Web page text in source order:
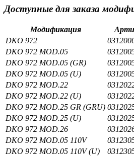
Доступные для заказа
Модификация
DKO 972
DKO 972 MOD.05
DKO 972 MOD.05 (GR)
DKO 972 MOD.05 (U)
DKO 972 MOD.22
DKO 972 MOD.22 (U)
DKO 972 MOD.25 GR (GRU)
DKO 972 MOD.25 (U)
DKO 972 MOD.26
DKO 972 MOD.05 110V
DKO 972 MOD.05 110V (U)